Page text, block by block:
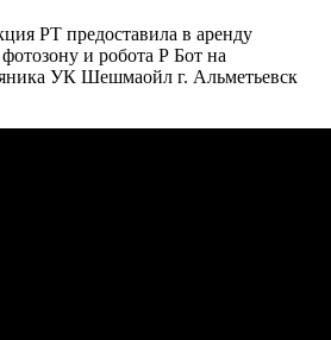
РТ предоставила в аренду
и робота Р Бот на
УК Шешмаойл г. Альметьевск